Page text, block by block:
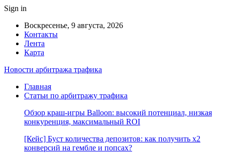
Sign in
Воскресенье, 9 августа, 2026
Контакты
Лента
Карта
Новости арбитража трафика
Главная
Статьи по арбитражу трафика
Обзор краш-игры Balloon: высокий потенциал, низкая
конкуренция, максимальный ROI
[Кейс] Буст количества депозитов: как получить х2
конверсий на гембле и попсах?